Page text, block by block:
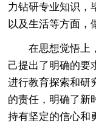
力钻研专业知识，
以及生活等方面，
在思想觉悟上，
己提出了明确的要
进行教育探索和研
的责任，明确了新
持有坚定的信心和